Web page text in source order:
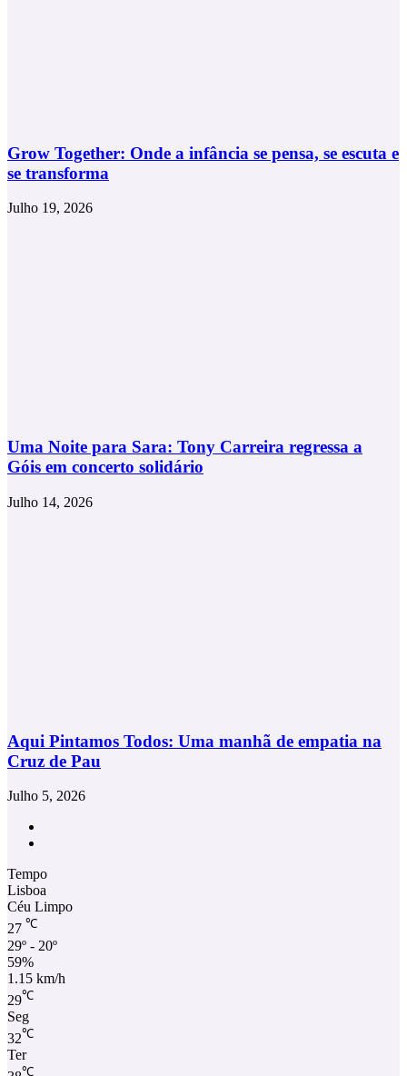
Grow Together: Onde a infância se pensa, se escuta e
se transforma
Julho 19, 2026
Uma Noite para Sara: Tony Carreira regressa a
Góis em concerto solidário
Julho 14, 2026
Aqui Pintamos Todos: Uma manhã de empatia na
Cruz de Pau
Julho 5, 2026
Tempo
Lisboa
Céu Limpo
27 ℃
29º - 20º
59%
1.15 km/h
29℃
Seg
32℃
Ter
℃